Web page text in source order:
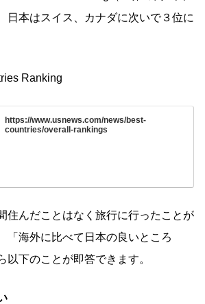
日本はスイス、カナダに次いで３位に
Ranking
https://www.usnews.com/news/best-
countries/overall-rankings
住んだことはなく旅行に行ったことが
「海外に比べて日本の良いところ
以下のことが即答できます。